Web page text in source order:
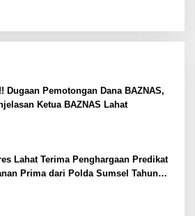
Dugaan Pemotongan Dana BAZNAS,
Ketua BAZNAS Lahat
Lahat Terima Penghargaan Predikat
Prima dari Polda Sumsel Tahun